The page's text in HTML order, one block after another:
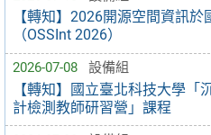
【轉知】2026開源空間資訊
（OSSInt 2026）
2026-07-08 設備組
【轉知】國立臺北科技大學「
計檢測教師研習營」課程